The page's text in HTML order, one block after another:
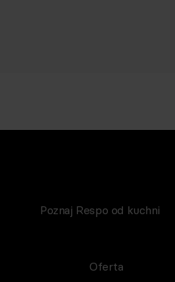
Poznaj Respo od kuchni
Oferta